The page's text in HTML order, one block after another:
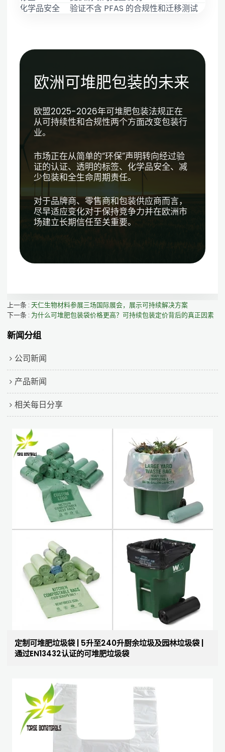
化学品安全
验证不含 PFAS 的合规性和迁移测试
欧洲可堆肥包装的未来
欧盟2025-2026年可堆肥包装法规正在
从可持续性和合规性两个方面改变包装行
业。
市场正在从简单的“环保”声明转向经过验
证的认证、透明的标签、化学品安全、减
少包装和全生命周期责任。
对于品牌商、零售商和包装供应商而言，
尽早适应变化对于保持竞争力并在欧洲市
场建立长期信任至关重要。
上一条 天仁生物材料参展三场国际展会，展示可持续解决方案
下一条 为什么可堆肥包装袋价格更高？可持续包装定价背后的真正因素
新闻分组
公司新闻
产品新闻
相关每日分享
定制可堆肥垃圾袋 | 5升至240升厨余垃圾及园林垃圾袋 |
通过EN13432认证的可堆肥垃圾袋